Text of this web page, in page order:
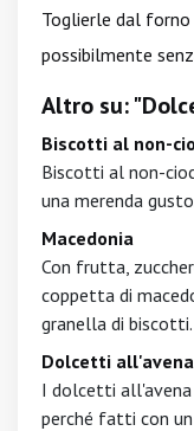
Toglierle dal
possibilmente
Altro su:
Biscotti al non-
Biscotti al non-
una merenda
Macedonia
Con frutta,
coppetta di
granella di biscotti.
Dolcetti all'avena
I dolcetti
perché fatti con